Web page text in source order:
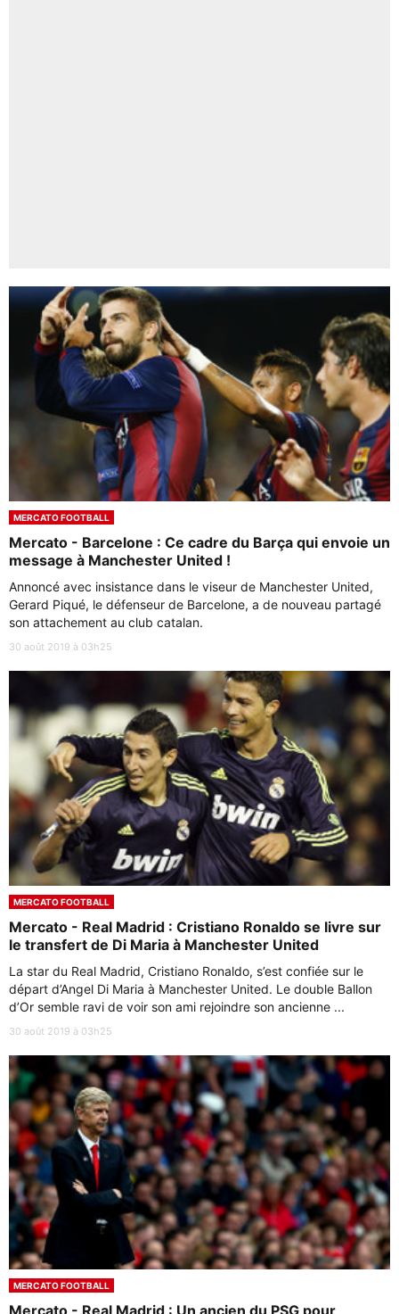
MERCATO FOOTBALL
Mercato - Barcelone : Ce cadre du Barça qui envoie un
message à Manchester United !
Annoncé avec insistance dans le viseur de Manchester United,
Gerard Piqué, le défenseur de Barcelone, a de nouveau partagé
son attachement au club catalan.
30 août 2019 à 03h25
MERCATO FOOTBALL
Mercato - Real Madrid : Cristiano Ronaldo se livre sur
le transfert de Di Maria à Manchester United
La star du Real Madrid, Cristiano Ronaldo, s’est confiée sur le
départ d’Angel Di Maria à Manchester United. Le double Ballon
d’Or semble ravi de voir son ami rejoindre son ancienne ...
30 août 2019 à 03h25
MERCATO FOOTBALL